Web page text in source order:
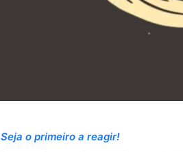
Seja o primeiro a reagir!